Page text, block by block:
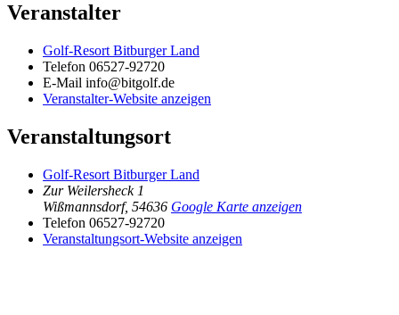
Veranstalter
Golf-Resort Bitburger Land
Telefon 06527-92720
E-Mail info@bitgolf.de
Veranstalter-Website anzeigen
Veranstaltungsort
Golf-Resort Bitburger Land
Zur Weilersheck 1
Wißmannsdorf, 54636 Google Karte anzeigen
Telefon 06527-92720
Veranstaltungsort-Website anzeigen